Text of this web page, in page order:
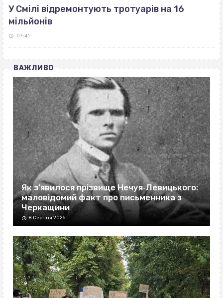
У Смілі відремонтують тротуарів на 16
мільйонів
07:41
ВАЖЛИВО
Як з’явилося прізвище Нечуя‐Левицького:
маловідомий факт про письменника з
Черкащини
8 Серпня 2026